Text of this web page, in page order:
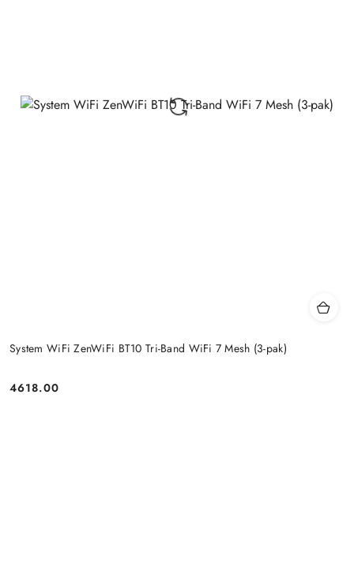
System WiFi ZenWiFi BT10 Tri-Band WiFi 7 Mesh (3-pak)
Price:
4618.00